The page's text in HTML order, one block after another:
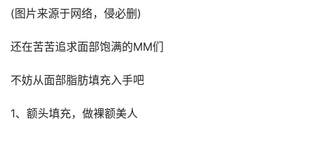
(图片来源于网络，侵必删)
还在苦苦追求面部饱满的MM们
不妨从面部脂肪填充入手吧
1、额头填充，做裸额美人